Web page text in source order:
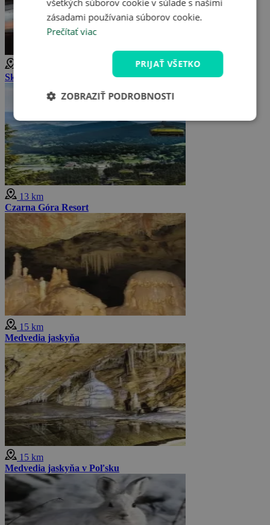
Ski resort Czarna Góra
13 km
Czarna Góra Resort
15 km
Medvedia jaskyňa
15 km
Medvedia jaskyňa v Poľsku
všetkých súborov cookie v súlade s našimi
zásadami používania súborov cookie.
Prečítať viac
PRIJAŤ VŠETKO
ZOBRAZIŤ PODROBNOSTI